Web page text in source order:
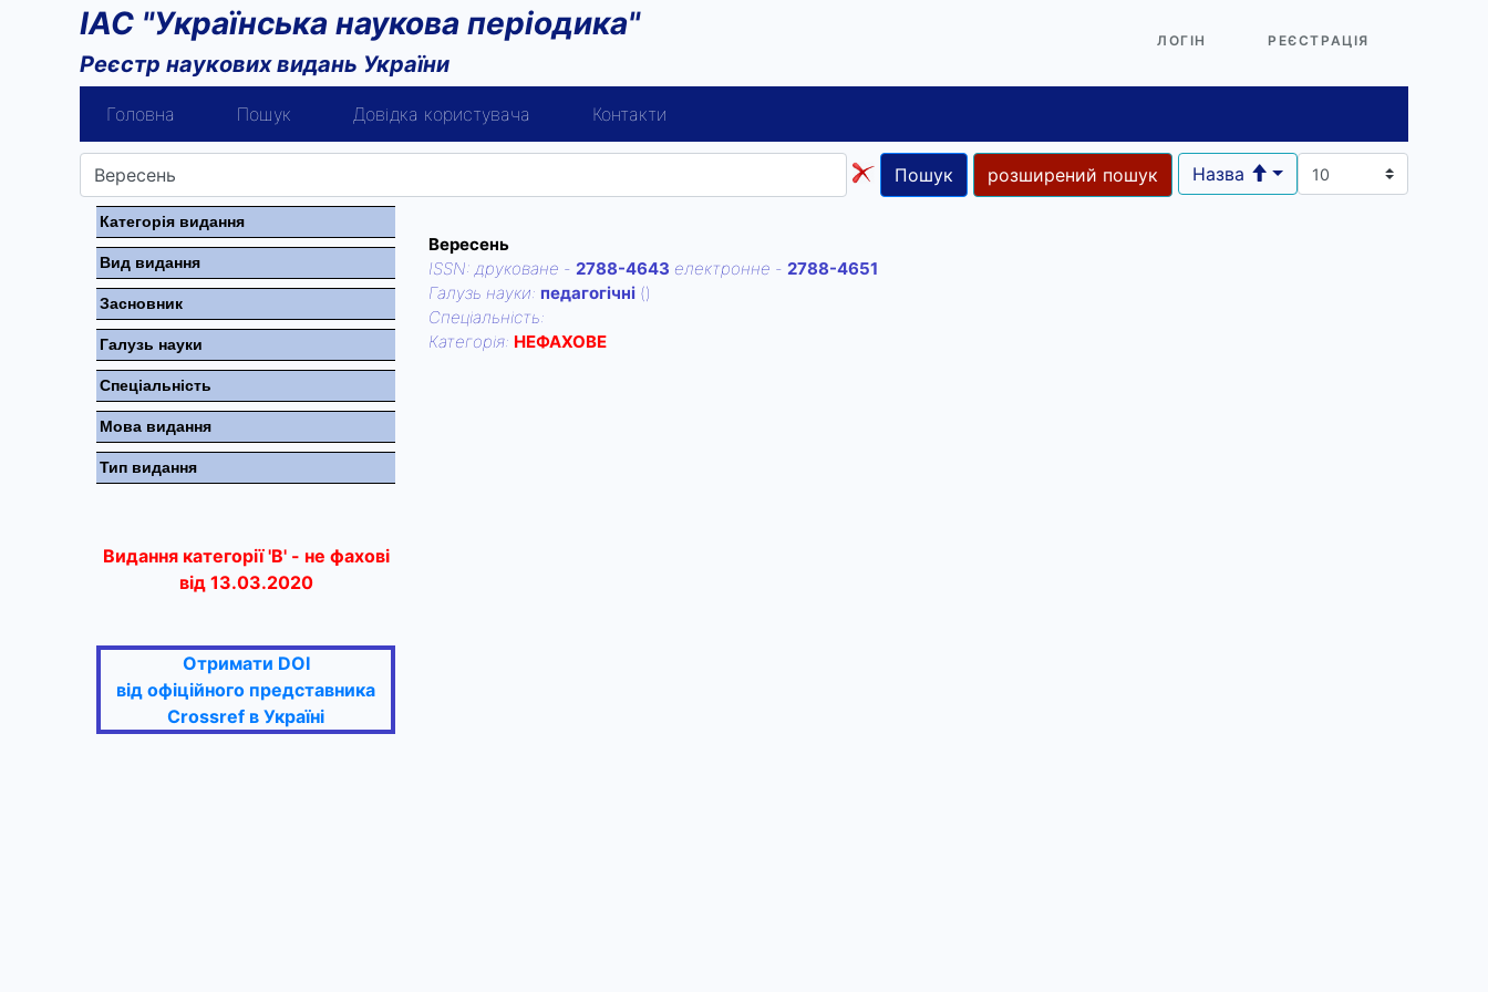
ІАС "Українська наукова періодика"
Реєстр наукових видань України
ЛОГІН РЕЄСТРАЦІЯ
Головна Пошук Довідка користувача Контакти
Пошук розширений пошук Назва
Категорiя видання
Вид видання
Засновник
Галузь науки
Спецiальнiсть
Мова видання
Тип видання
Видання категорії 'В' - не фахові
від 13.03.2020
Отримати DOI
від офіційного представника
Crossref в Україні
Вересень
ISSN: друковане - 2788-4643 електронне - 2788-4651
Галузь науки: педагогічні ()
Спецiальнiсть:
Категорiя: НЕФАХОВЕ